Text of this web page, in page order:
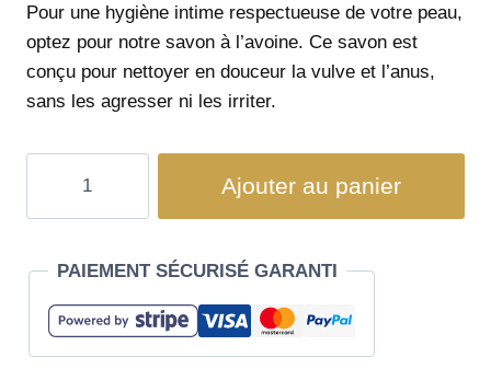
Pour une hygiène intime respectueuse de votre peau,
optez pour notre savon à l’avoine. Ce savon est
conçu pour nettoyer en douceur la vulve et l’anus,
sans les agresser ni les irriter.
Ajouter au panier
PAIEMENT SÉCURISÉ GARANTI